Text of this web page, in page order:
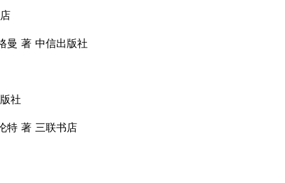
曼 著 中信出版社
社
特 著 三联书店